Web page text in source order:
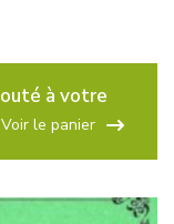
à votre
Voir le panier